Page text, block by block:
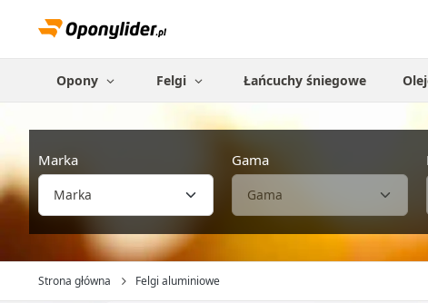
Opony Felgi Łańcuchy śniegowe
Marka Gama
Strona główna Felgi aluminiowe